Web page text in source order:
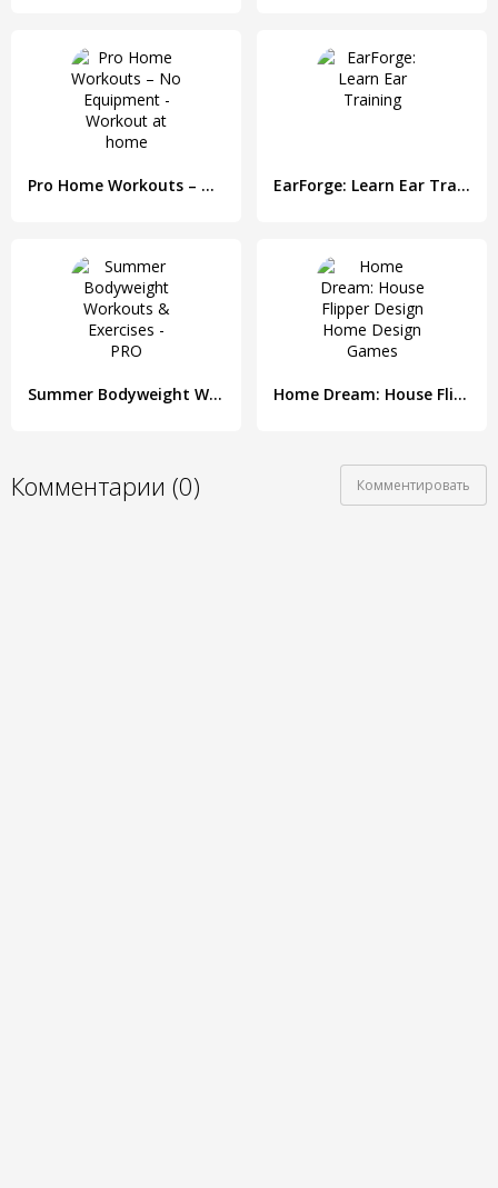
Pro Home Workouts – No Equipment - Workout at home EarForge: Learn Ear Training
Summer Bodyweight Workouts & Exercises - PRO Home Dream: House Flipper Design Home Design Games
Комментарии (0) Комментировать